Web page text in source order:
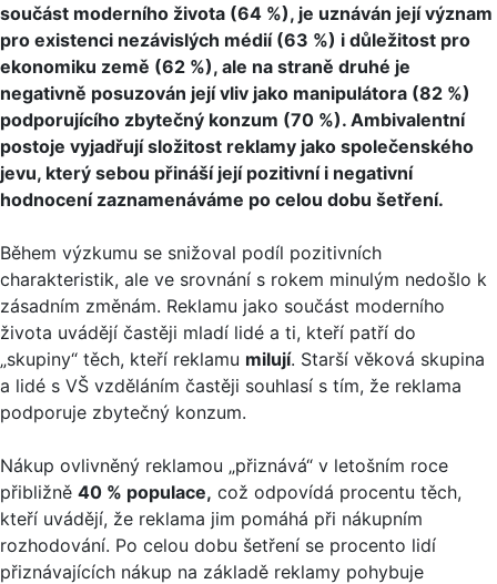
součást moderního života (64 %), je uznáván její význam
pro existenci nezávislých médií (63 %) i důležitost pro
ekonomiku země (62 %), ale na straně druhé je
negativně posuzován její vliv jako manipulátora (82 %)
podporujícího zbytečný konzum (70 %). Ambivalentní
postoje vyjadřují složitost reklamy jako společenského
jevu, který sebou přináší její pozitivní i negativní
hodnocení zaznamenáváme po celou dobu šetření.
Během výzkumu se snižoval podíl pozitivních
charakteristik, ale ve srovnání s rokem minulým nedošlo k
zásadním změnám. Reklamu jako součást moderního
života uvádějí častěji mladí lidé a ti, kteří patří do
„skupiny“ těch, kteří reklamu milují. Starší věková skupina
a lidé s VŠ vzděláním častěji souhlasí s tím, že reklama
podporuje zbytečný konzum.
Nákup ovlivněný reklamou „přiznává“ v letošním roce
přibližně 40 % populace, což odpovídá procentu těch,
kteří uvádějí, že reklama jim pomáhá při nákupním
rozhodování. Po celou dobu šetření se procento lidí
přiznávajících nákup na základě reklamy pohybuje